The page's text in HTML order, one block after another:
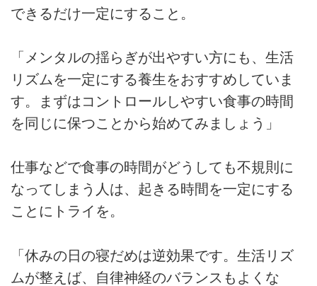
できるだけ一定にすること。
「メンタルの揺らぎが出やすい方にも、生活
リズムを一定にする養生をおすすめしていま
す。まずはコントロールしやすい食事の時間
を同じに保つことから始めてみましょう」
仕事などで食事の時間がどうしても不規則に
なってしまう人は、起きる時間を一定にする
ことにトライを。
「休みの日の寝だめは逆効果です。生活リズ
ムが整えば、自律神経のバランスもよくな